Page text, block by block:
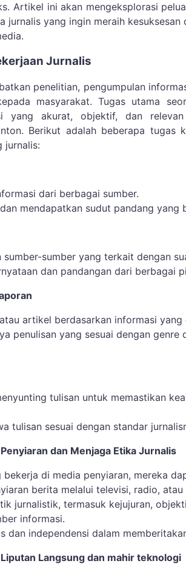
Artikel ini akan mengeksplorasi
jurnalis yang ingin meraih kesuksesan
Jurnalis
penelitian, pengumpulan
masyarakat. Tugas utama
yang akurat, objektif, dan
Berikut adalah beberapa tugas
jurnalis:
dari berbagai sumber.
mendapatkan sudut pandang yang
sumber-sumber yang terkait dengan
dan pandangan dari berbagai
artikel berdasarkan informasi yang
penulisan yang sesuai dengan genre
tulisan untuk memastikan
tulisan sesuai dengan standar
dan Menjaga Etika Jurnalis
bekerja di media penyiaran, mereka
berita melalui televisi, radio,
jurnalistik, termasuk kejujuran,
informasi.
dan independensi dalam
Langsung dan mahir teknologi